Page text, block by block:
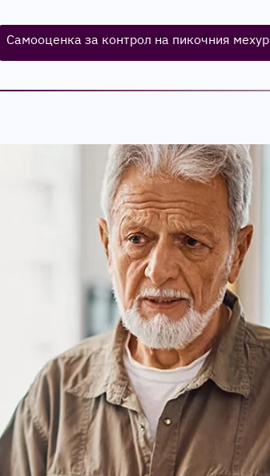
Самооценка за контрол на пикочния мехур